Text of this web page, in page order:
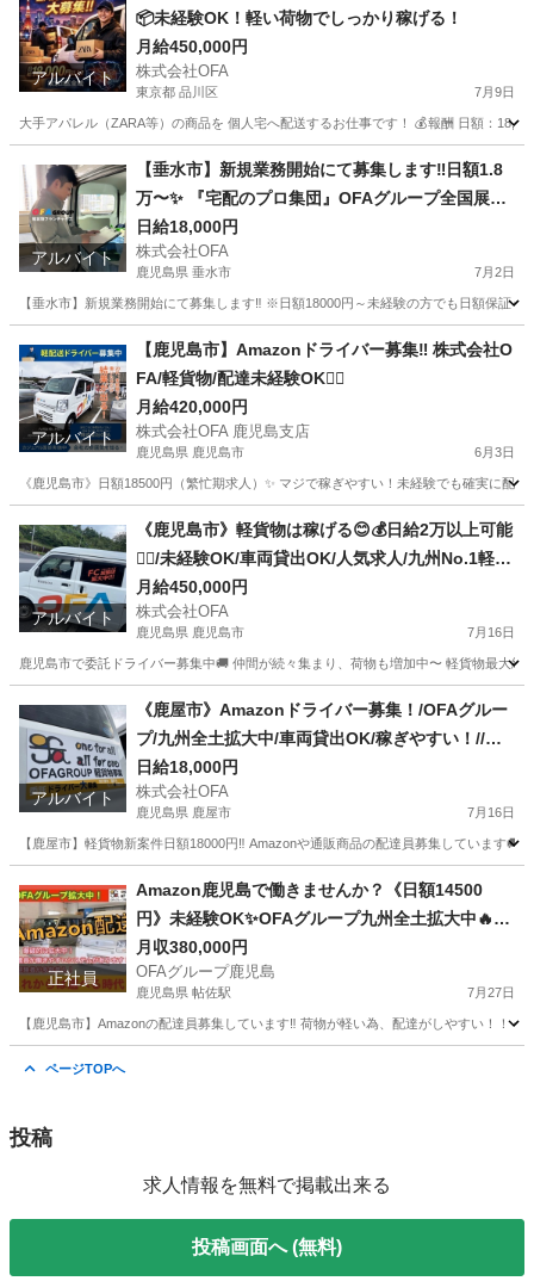
アルバイト
📦未経験OK！軽い荷物でしっかり稼げる！
月給450,000円
株式会社OFA
東京都 品川区 7月9日
大手アパレル（ZARA等）の商品を 個人宅へ配送するお仕事です！ 💰報酬 日額：
軽作業 荷物
アルバイト
【垂水市】新規業務開始にて募集します‼️日額1.8
万〜✨ 『宅配のプロ集団』OFAグループ全国展開
中🚛 全国で仲間が続々集まり、荷物も増加中〜
日給18,000円
株式会社OFA
鹿児島県 垂水市 7月2日
【垂水市】新規業務開始にて募集します‼️ ※日額18000円～未経験の方でも日額保証
配送 スポット
アルバイト
【鹿児島市】Amazonドライバー募集‼️ 株式会社O
FA/軽貨物/配達未経験OK🙆‍♂️
月給420,000円
株式会社OFA 鹿児島支店
鹿児島県 鹿児島市 6月3日
《鹿児島市》日額18500円（繁忙期求人）✨ マジで稼ぎやすい！未経験でも確実に配
鹿児島市 配送 Amazon
アルバイト
《鹿児島市》軽貨物は稼げる😊💰日給2万以上可能
🙆‍♂️/未経験OK/車両貸出OK/人気求人/九州No.1軽貨
物会社👑/若手が活躍してるOFAグループ🥰✨#Am
azon
月給450,000円
株式会社OFA
鹿児島県 鹿児島市 7月16日
鹿児島市で委託ドライバー募集中🚚 仲間が続々集まり、荷物も増加中〜 軽貨物最大
鹿児島市 物流
アルバイト
《鹿屋市》Amazonドライバー募集！/OFAグルー
プ/九州全土拡大中/車両貸出OK/稼ぎやすい！//日
額18000円//西日本軽貨物台数No.1会社🚚✨ #軽貨
物 #OFA配送
日給18,000円
株式会社OFA
鹿児島県 鹿屋市 7月16日
【鹿屋市】軽貨物新案件日額18000円‼️ Amazonや通販商品の配達員募集しています
貨物
正社員
Amazon鹿児島で働きませんか？《日額14500
円》未経験OK✨OFAグループ九州全土拡大中🔥ド
ライバー募集中❗️
月収380,000円
OFAグループ鹿児島
鹿児島県 帖佐駅 7月27日
【鹿児島市】Amazonの配達員募集しています‼️ 荷物が軽い為、配達がしやすい！！
ページTOPへ
投稿
求人情報を無料で掲載出来る
投稿画面へ (無料)